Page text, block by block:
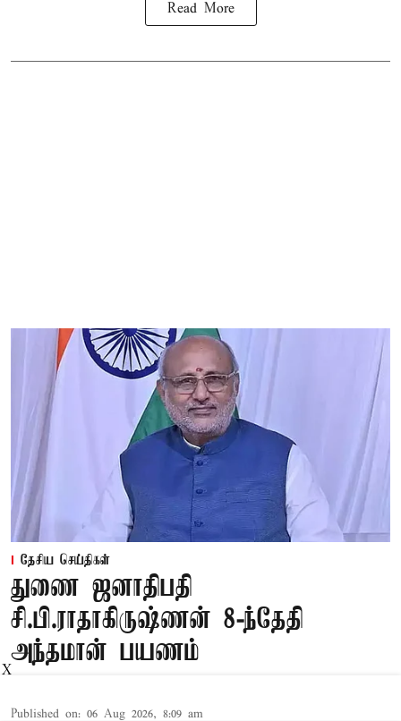
Read More
தேசிய செய்திகள்
துணை ஜனாதிபதி
சி.பி.ராதாகிருஷ்ணன் 8-ந்தேதி
அந்தமான் பயணம்
Published on: 06 Aug 2026, 8:09 am
X